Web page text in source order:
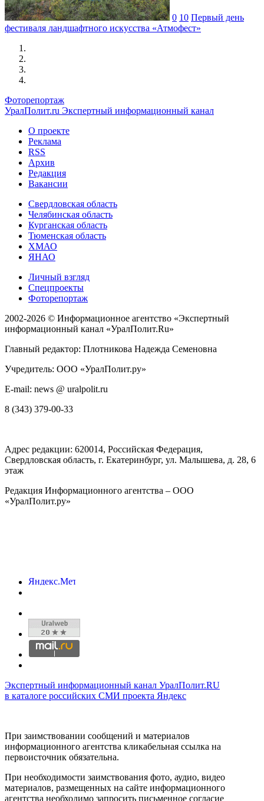
0 10 Первый день
фестиваля ландшафтного искусства «Атмофест»
Фоторепортаж
УралПолит.ru Экспертный информационный канал
О проекте
Реклама
RSS
Архив
Редакция
Вакансии
Свердловская область
Челябинская область
Курганская область
Тюменская область
ХМАО
ЯНАО
Личный взгляд
Спецпроекты
Фоторепортаж
2002-2026 © Информационное агентство «Экспертный
информационный канал «УралПолит.Ru»
Главный редактор: Плотникова Надежда Семеновна
Учредитель: ООО «УралПолит.ру»
E-mail: news @ uralpolit.ru
8 (343) 379-00-33
Адрес редакции: 620014, Российская Федерация,
Свердловская область, г. Екатеринбург, ул. Малышева, д. 28, 6
этаж
Редакция Информационного агентства – ООО
«УралПолит.ру»
Экспертный информационный канал УралПолит.RU
в каталоге российских СМИ проекта Яндекс
При заимствовании сообщений и материалов
информационного агентства кликабельная ссылка на
первоисточник обязательна.
При необходимости заимствования фото, аудио, видео
материалов, размещенных на сайте информационного
агентства необходимо запросить письменное согласие